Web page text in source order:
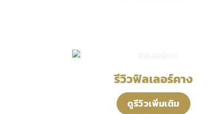
รีวิวฟิลเลอร์คาง
ดูรีวิวเพิ่มเติม